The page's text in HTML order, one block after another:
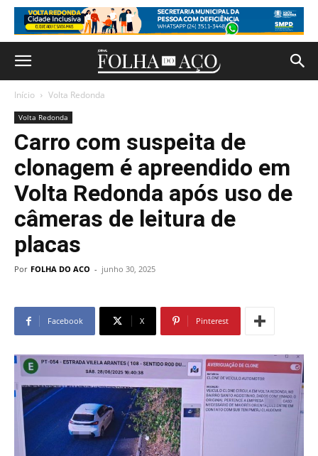
Início Volta Redonda
Volta Redonda
Carro com suspeita de
clonagem é apreendido em
Volta Redonda após uso de
câmeras de leitura de
placas
Por FOLHA DO ACO - junho 30, 2025
Facebook X Pinterest